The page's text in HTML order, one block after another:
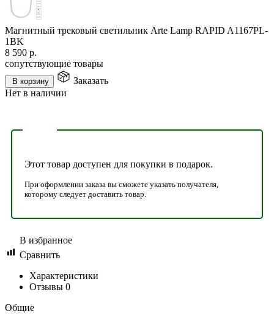
Магнитный трековый светильник Arte Lamp RAPID A1167PL-
1BK
8 590 р.
сопутствующие товары
В корзину
Заказать
Нет в наличии
Этот товар доступен для покупки в подарок.
При оформлении заказа вы сможете указать получателя,
которому следует доставить товар.
В избранное
Сравнить
Характеристики
Отзывы 0
Общие